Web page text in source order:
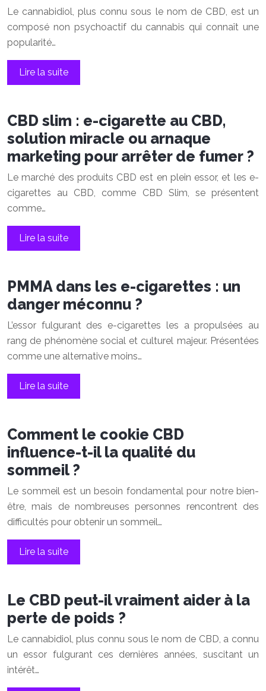
Le cannabidiol, plus connu sous le nom de CBD, est un
composé non psychoactif du cannabis qui connaît une
popularité…
Lire la suite
CBD slim : e-cigarette au CBD,
solution miracle ou arnaque
marketing pour arrêter de fumer ?
Le marché des produits CBD est en plein essor, et les e-
cigarettes au CBD, comme CBD Slim, se présentent
comme…
Lire la suite
PMMA dans les e-cigarettes : un
danger méconnu ?
L’essor fulgurant des e-cigarettes les a propulsées au
rang de phénomène social et culturel majeur. Présentées
comme une alternative moins…
Lire la suite
Comment le cookie CBD
influence-t-il la qualité du
sommeil ?
Le sommeil est un besoin fondamental pour notre bien-
être, mais de nombreuses personnes rencontrent des
difficultés pour obtenir un sommeil…
Lire la suite
Le CBD peut-il vraiment aider à la
perte de poids ?
Le cannabidiol, plus connu sous le nom de CBD, a connu
un essor fulgurant ces dernières années, suscitant un
intérêt…